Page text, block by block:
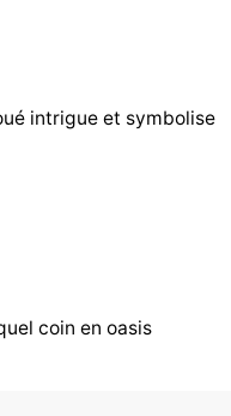
intrigue et symbolise
coin en oasis